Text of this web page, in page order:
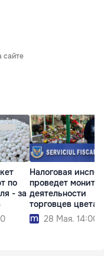
сайте
по
- за
Налоговая
проведет
деятельности
торговцев
28 Мая. 14:00